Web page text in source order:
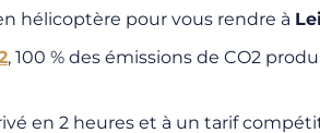
hélicoptère pour vous rendre à
, 100 % des émissions de CO2
en 2 heures et à un tarif